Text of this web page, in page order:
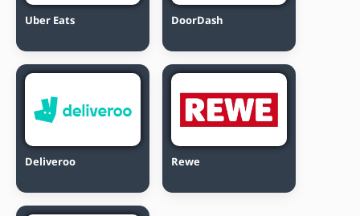
Uber Eats DoorDash
Deliveroo Rewe